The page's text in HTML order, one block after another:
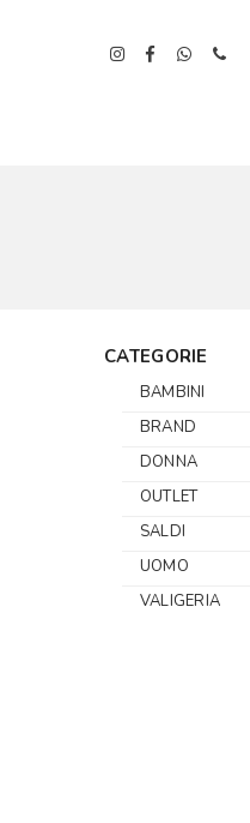
CATEGORIE
BAMBINI
BRAND
DONNA
OUTLET
SALDI
UOMO
VALIGERIA